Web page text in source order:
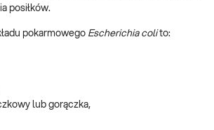
posiłków.
pokarmowego Escherichia colito:
lub gorączka,